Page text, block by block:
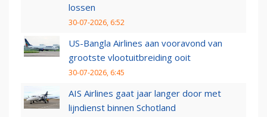
lossen
30-07-2026, 6:52
US-Bangla Airlines aan vooravond van
grootste vlootuitbreiding ooit
30-07-2026, 6:45
AIS Airlines gaat jaar langer door met
lijndienst binnen Schotland